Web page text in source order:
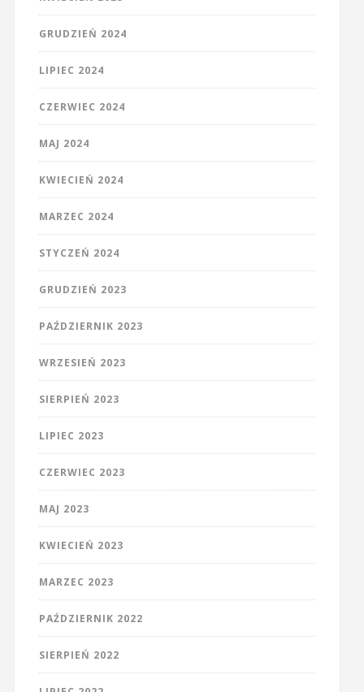
GRUDZIEŃ 2024
LIPIEC 2024
CZERWIEC 2024
MAJ 2024
KWIECIEŃ 2024
MARZEC 2024
STYCZEŃ 2024
GRUDZIEŃ 2023
PAŹDZIERNIK 2023
WRZESIEŃ 2023
SIERPIEŃ 2023
LIPIEC 2023
CZERWIEC 2023
MAJ 2023
KWIECIEŃ 2023
MARZEC 2023
PAŹDZIERNIK 2022
SIERPIEŃ 2022